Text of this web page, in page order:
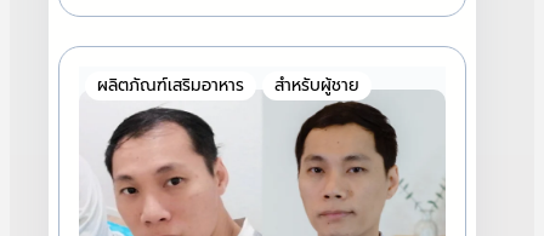
ผลิตภัณฑ์เสริมอาหาร สำหรับผู้ชาย